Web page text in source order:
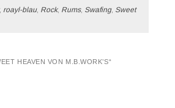
, roayl-blau, Rock, Rums, Swafing, Sweet
HEAVEN VON M.B.WORK’S“